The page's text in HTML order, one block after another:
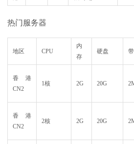
热门服务器
地区 CPU
内
存
硬盘
香港
CN2
1核 2G 20G
香港
CN2
2核 2G 20G